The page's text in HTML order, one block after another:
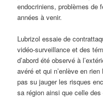
endocriniens, problèmes
années à venir.
Lubrizol essaie de
vidéo-surveillance et des
d’abord été observé à
avéré et qui n’enlève en
pas su jauger les risques
sa région ainsi que celle